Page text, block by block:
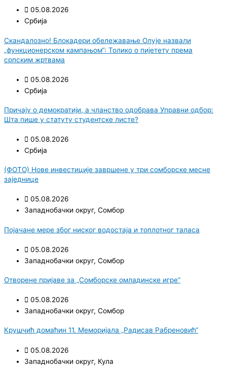
05.08.2026
Србија
Скандалозно! Блокадери обележавање Олује назвали
„функционерском кампањом“: Толико о пијетету према
српским жртвама
05.08.2026
Србија
Причају о демократији, а чланство одобрава Управни одбор:
Шта пише у статуту студентске листе?
05.08.2026
Србија
(ФОТО) Нове инвестиције завршене у три сомборске месне
заједнице
05.08.2026
Западнобачки округ, Сомбор
Појачане мере због ниског водостаја и топлотног таласа
05.08.2026
Западнобачки округ, Сомбор
Отворене пријаве за „Сомборске омладинске игре“
05.08.2026
Западнобачки округ, Сомбор
Крушчић домаћин 11. Меморијала „Радисав Рабреновић“
05.08.2026
Западнобачки округ, Кула